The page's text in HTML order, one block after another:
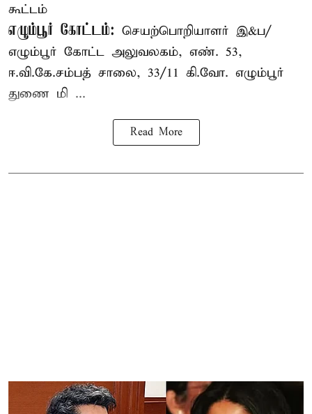
கூட்டம்
எழும்பூர் கோட்டம்: செயற்பொறியாளர் இ&ப/
எழும்பூர் கோட்ட அலுவலகம், எண். 53,
ஈ.வி.கே.சம்பத் சாலை, 33/11 கி.வோ. எழும்பூர்
துணை மி ...
Read More